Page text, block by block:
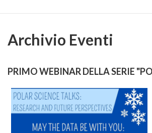
Archivio Eventi
PRIMO WEBINAR DELLA SERIE